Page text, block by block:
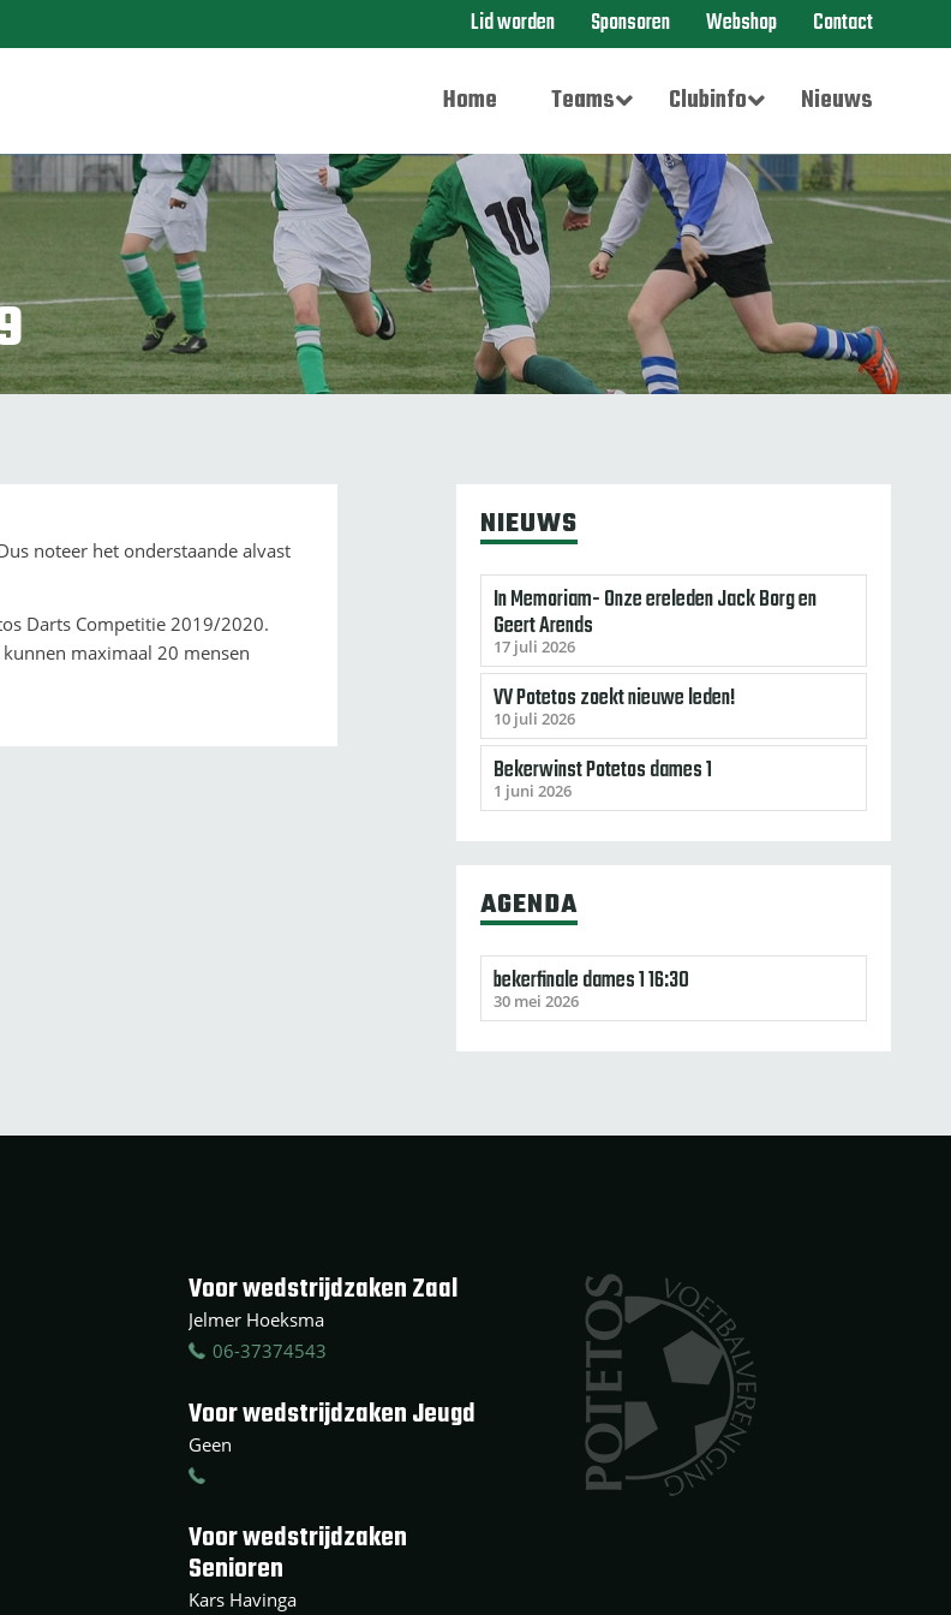
Lid worden Sponsoren Webshop Contact
Home Teams Clubinfo Nieuws
noteer het onderstaande alvast
Darts Competitie 2019/2020.
maximaal 20 mensen
NIEUWS
In Memoriam- Onze ereleden Jack Borg en
Geert Arends
17 juli 2026
VV Potetos zoekt nieuwe leden!
10 juli 2026
Bekerwinst Potetos dames 1
1 juni 2026
AGENDA
bekerfinale dames 1 16:30
30 mei 2026
Voor wedstrijdzaken Zaal
Jelmer Hoeksma
06-37374543
Voor wedstrijdzaken Jeugd
Geen
Voor wedstrijdzaken
Senioren
Kars Havinga